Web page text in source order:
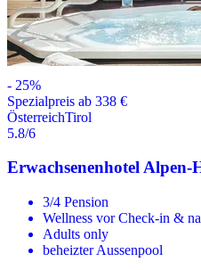
- 25%
Spezialpreis ab 338 €
ÖsterreichTirol
5.8/6
Erwachsenenhotel Alpen-
3/4 Pension
Wellness vor Check-in &
Adults only
beheizter Aussenpool